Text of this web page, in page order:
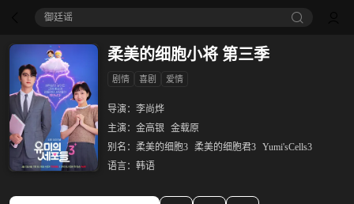
御廷谣‎
柔美的细胞小将 第三季
剧情 喜剧 爱情
导演： 李尚烨
主演： 金高银 金载原
别名： 柔美的细胞3 柔美的细胞君3 Yumi'sCells3
语言： 韩语